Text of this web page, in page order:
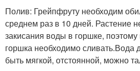
Полив: Грейпфруту необходим
среднем раз в 10 дней. Растение
закисания воды в горшке,
горшка необходимо сливать.Вода
быть мягкой, отстоянной, можно